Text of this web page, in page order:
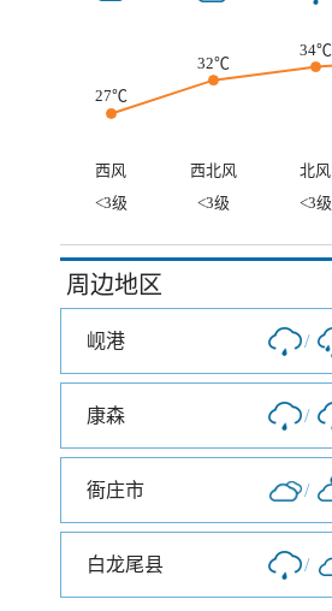
27℃
32℃
34℃
西风 西北风 北风
<3级
<3级 <3级
周边地区
岘港 /
康森 /
衙庄市 /
白龙尾县 /